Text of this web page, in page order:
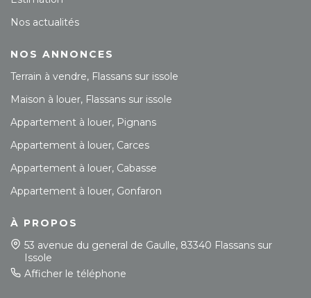
Nos actualités
NOS ANNONCES
Terrain à vendre, Flassans sur issole
Maison à louer, Flassans sur issole
Appartement à louer, Pignans
Appartement à louer, Carces
Appartement à louer, Cabasse
Appartement à louer, Gonfaron
À PROPOS
53 avenue du general de Gaulle, 83340 Flassans sur
Issole
Afficher le téléphone